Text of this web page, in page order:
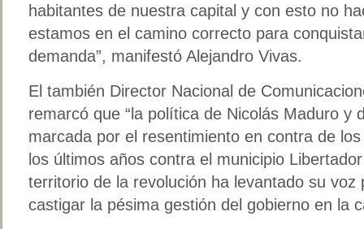
habitantes de nuestra capital y con esto no
estamos en el camino correcto para
demanda”, manifestó Alejandro Vivas.
El también Director Nacional de
remarcó que “la política de Nicolás Maduro y
marcada por el resentimiento en contra de
los últimos años contra el municipio
territorio de la revolución ha levantado su voz
castigar la pésima gestión del gobierno en la